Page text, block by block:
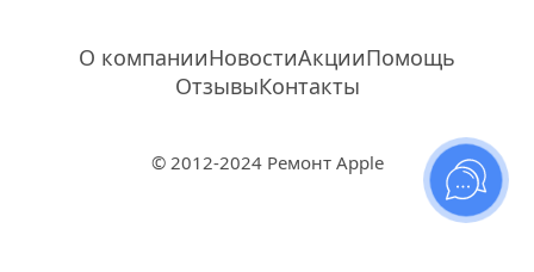
О компанииНовостиАкцииПомощь
ОтзывыКонтакты
© 2012-2024 Ремонт Apple